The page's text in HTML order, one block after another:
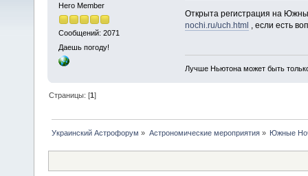
Hero Member
Сообщений: 2071
Даешь погоду!
Открыта регистрация на
nochi.ru/uch.html , если есть
Лучше Ньютона может быть
Страницы: [1]
Украинский Астрофорум » Астрономические мероприятия» Южные